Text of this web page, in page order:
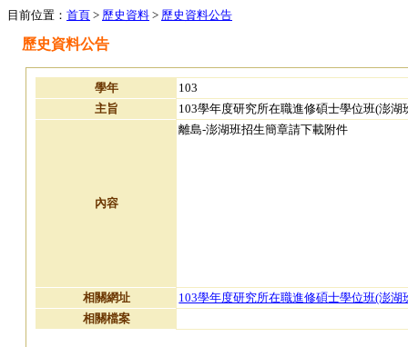
目前位置： 首頁 > 歷史資料 > 歷史資料公告
歷史資料公告
學年
103
主旨
103學年度研究所在職進修碩士學位班(澎
內容
離島-澎湖班招生簡章請下載附件
相關網址
103學年度研究所在職進修碩士學位班(澎湖
相關檔案